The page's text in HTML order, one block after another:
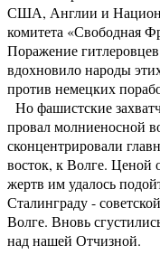
США, Англии и
комитета «Свободная
Поражение
вдохновило народы
против немецких
Но фашистские
провал молниеносной
сконцентрировали
восток, к Волге. Ценой
жертв им удалось
Сталинграду -
Волге. Вновь
над нашей Отчизной.